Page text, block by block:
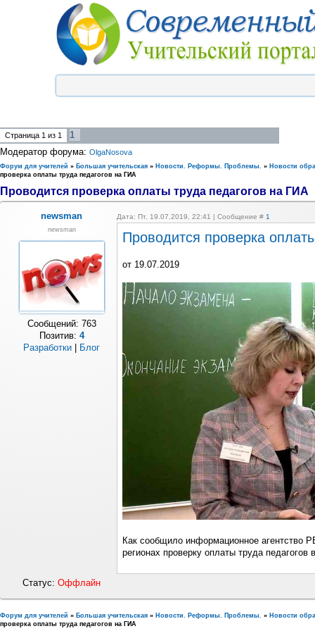
Страница 1 из 1
1
Модератор форума: OlgaNosova
Форум для учителей » Большая учительская » Новости. Реформы. Проблемы. » Новости
проверка оплаты труда педагогов на ГИА
Проводится проверка оплаты труда педагогов на ГИА
newsman Дата: Пт, 19.07.2019, 22:41 | Сообщение # 1
newsman
Сообщений: 763
Позитив: 4
Разработки
Блог
Проводится проверка
от 19.07.2019
Как сообщило информационное агентство
регионах проверку оплаты труда
Статус:Оффлайн
Форум для учителей » Большая учительская » Новости. Реформы. Проблемы. » Новости
проверка оплаты труда педагогов на ГИА